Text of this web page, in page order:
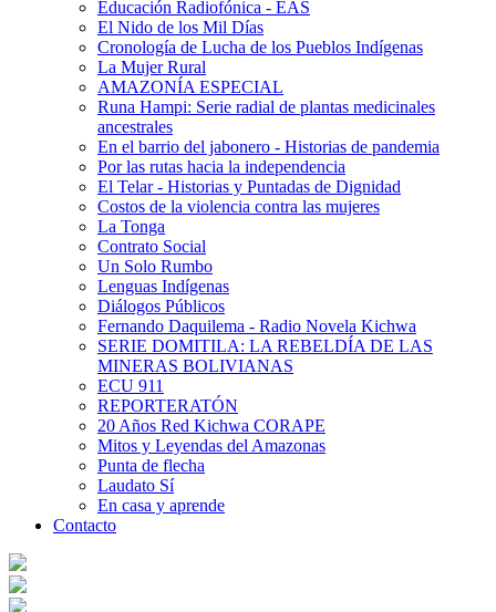
Educación Radiofónica - EAS
El Nido de los Mil Días
Cronología de Lucha de los Pueblos Indígenas
La Mujer Rural
AMAZONÍA ESPECIAL
Runa Hampi: Serie radial de plantas medicinales
ancestrales
En el barrio del jabonero - Historias de pandemia
Por las rutas hacia la independencia
El Telar - Historias y Puntadas de Dignidad
Costos de la violencia contra las mujeres
La Tonga
Contrato Social
Un Solo Rumbo
Lenguas Indígenas
Diálogos Públicos
Fernando Daquilema - Radio Novela Kichwa
SERIE DOMITILA: LA REBELDÍA DE LAS
MINERAS BOLIVIANAS
ECU 911
REPORTERATÓN
20 Años Red Kichwa CORAPE
Mitos y Leyendas del Amazonas
Punta de flecha
Laudato Sí
En casa y aprende
Contacto